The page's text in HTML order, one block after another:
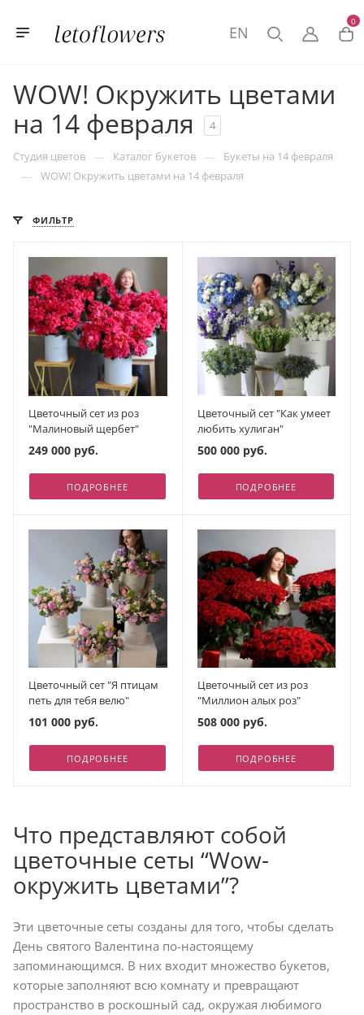
0
EN
WOW! Окружить цветами
на 14 февраля
4
Студия цветов — Каталог букетов — Букеты на 14 февраля
— WOW! Окружить цветами на 14 февраля
ФИЛЬТР
Цветочный сет из роз
"Малиновый щербет"
249 000 руб.
ПОДРОБНЕЕ
Цветочный сет "Как умеет
любить хулиган"
500 000 руб.
ПОДРОБНЕЕ
Цветочный сет "Я птицам
петь для тебя велю"
101 000 руб.
ПОДРОБНЕЕ
Цветочный сет из роз
"Миллион алых роз"
508 000 руб.
ПОДРОБНЕЕ
Что представляют собой
цветочные сеты “Wow-
окружить цветами”?
Эти цветочные сеты созданы для того, чтобы сделать
День святого Валентина по-настоящему
запоминающимся. В них входит множество букетов,
которые заполняют всю комнату и превращают
пространство в роскошный сад, окружая любимого